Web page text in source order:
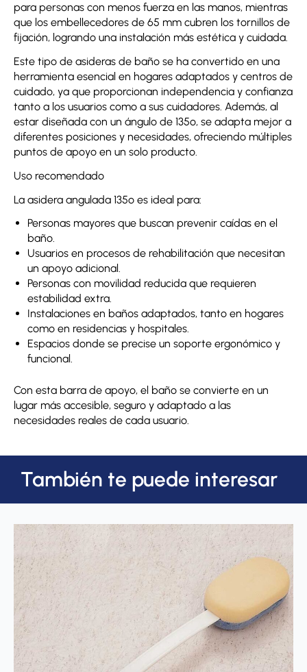
para personas con menos fuerza en las manos, mientras
que los embellecedores de 65 mm cubren los tornillos de
fijación, logrando una instalación más estética y cuidada.
Este tipo de asideras de baño se ha convertido en una
herramienta esencial en hogares adaptados y centros de
cuidado, ya que proporcionan independencia y confianza
tanto a los usuarios como a sus cuidadores. Además, al
estar diseñada con un ángulo de 135º, se adapta mejor a
diferentes posiciones y necesidades, ofreciendo múltiples
puntos de apoyo en un solo producto.
Uso recomendado
La asidera angulada 135º es ideal para:
Personas mayores que buscan prevenir caídas en el
baño.
Usuarios en procesos de rehabilitación que necesitan
un apoyo adicional.
Personas con movilidad reducida que requieren
estabilidad extra.
Instalaciones en baños adaptados, tanto en hogares
como en residencias y hospitales.
Espacios donde se precise un soporte ergonómico y
funcional.
Con esta barra de apoyo, el baño se convierte en un
lugar más accesible, seguro y adaptado a las
necesidades reales de cada usuario.
También te puede interesar